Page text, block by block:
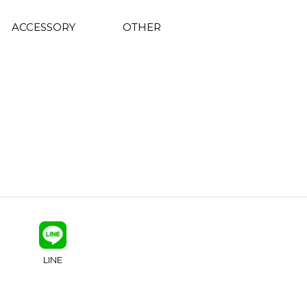
ACCESSORY OTHER
LINE